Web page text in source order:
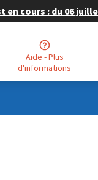
cours : du 06
Aide - Plus
d'informations